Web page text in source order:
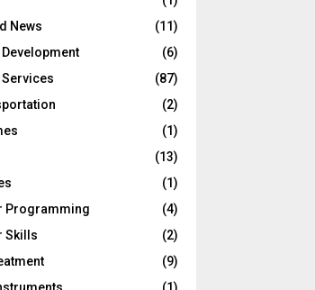
News
(11)
(6)
(87)
(2)
(1)
(13)
(1)
Programming
(4)
Skills
(2)
(9)